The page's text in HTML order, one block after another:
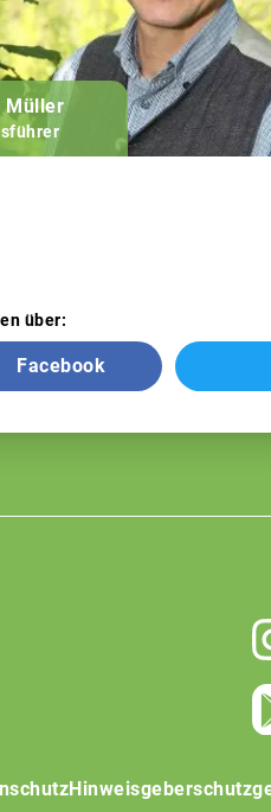
Müller
über:
Facebook